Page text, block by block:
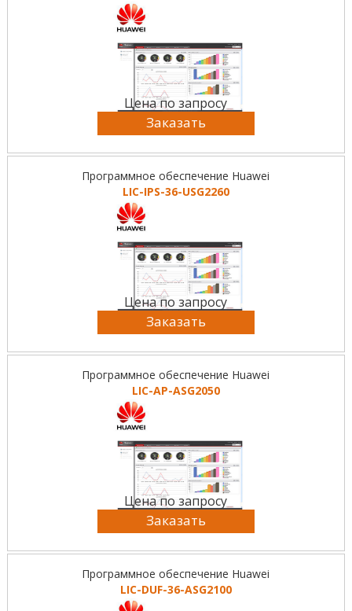
Цена по запросу
Заказать
Программное обеспечение Huawei
LIC-IPS-36-USG2260
Цена по запросу
Заказать
Программное обеспечение Huawei
LIC-AP-ASG2050
Цена по запросу
Заказать
Программное обеспечение Huawei
LIC-DUF-36-ASG2100